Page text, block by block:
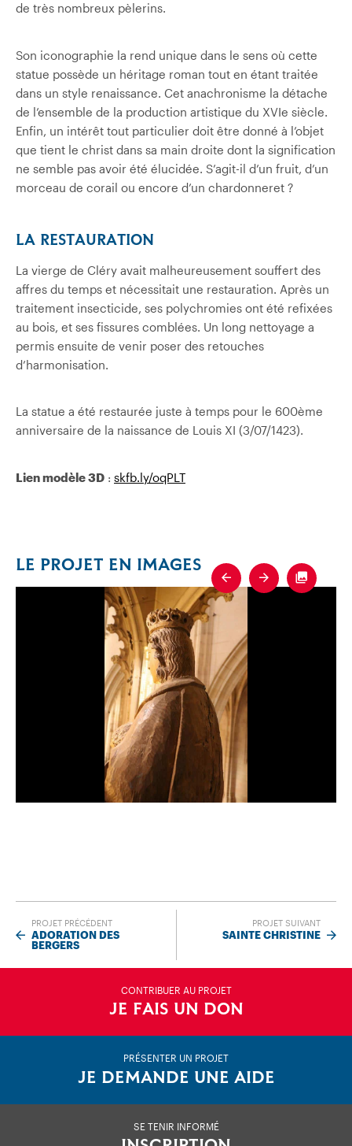
de très nombreux pèlerins.
Son iconographie la rend unique dans le sens où cette
statue possède un héritage roman tout en étant traitée
dans un style renaissance. Cet anachronisme la détache
de l’ensemble de la production artistique du XVIe siècle.
Enfin, un intérêt tout particulier doit être donné à l’objet
que tient le christ dans sa main droite dont la signification
ne semble pas avoir été élucidée. S’agit-il d’un fruit, d’un
morceau de corail ou encore d’un chardonneret ?
LA RESTAURATION
La vierge de Cléry avait malheureusement souffert des
affres du temps et nécessitait une restauration. Après un
traitement insecticide, ses polychromies ont été refixées
au bois, et ses fissures comblées. Un long nettoyage a
permis ensuite de venir poser des retouches
d’harmonisation.
La statue a été restaurée juste à temps pour le 600ème
anniversaire de la naissance de Louis XI (3/07/1423).
Lien modèle 3D : skfb.ly/oqPLT
LE PROJET EN IMAGES
Previous
Next
PROJET PRÉCÉDENT
ADORATION DES
BERGERS
PROJET SUIVANT
SAINTE CHRISTINE
CONTRIBUER AU PROJET
JE FAIS UN DON
PRÉSENTER UN PROJET
JE DEMANDE UNE AIDE
SE TENIR INFORMÉ